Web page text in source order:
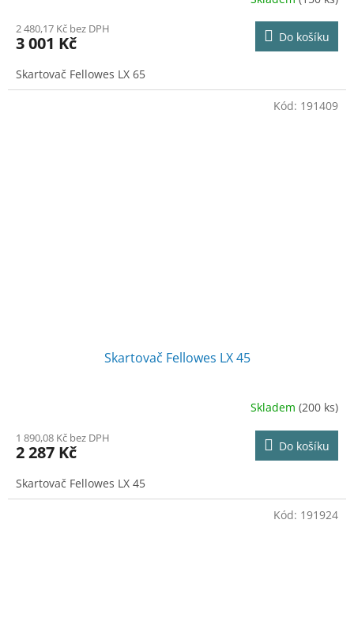
2 480,17 Kč bez DPH
3 001 Kč Do košíku
Skartovač Fellowes LX 65
Skartovač Fellowes LX 45
Skladem (200 ks)
1 890,08 Kč bez DPH
2 287 Kč Do košíku
Skartovač Fellowes LX 45
Kód: 191409
Kód: 191924